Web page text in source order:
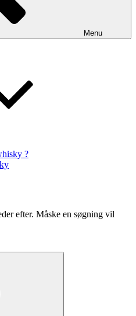
Menu
?
efter. Måske en søgning vil